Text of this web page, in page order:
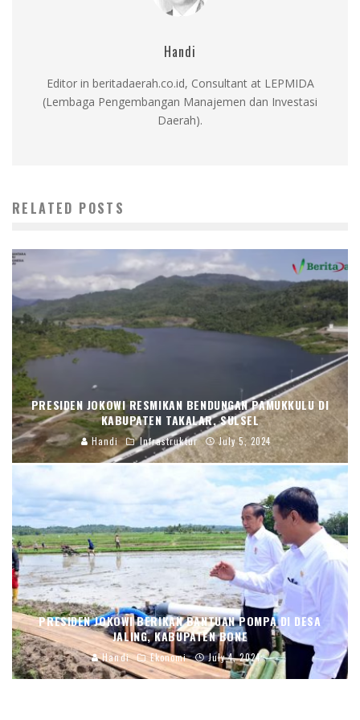
Handi
Editor in beritadaerah.co.id, Consultant at LEPMIDA
(Lembaga Pengembangan Manajemen dan Investasi
Daerah).
RELATED POSTS
PRESIDEN JOKOWI RESMIKAN BENDUNGAN PAMUKKULU DI
KABUPATEN TAKALAR, SULSEL
Handi Infrastruktur July 5, 2024
PRESIDEN JOKOWI BERIKAN BANTUAN POMPA DI DESA
JALING, KABUPATEN BONE
Handi Ekonomi July 4, 2024